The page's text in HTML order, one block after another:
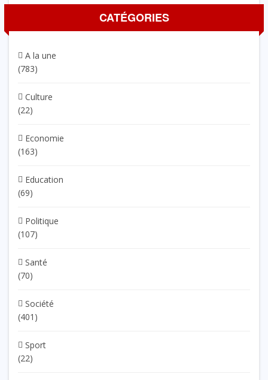
CATÉGORIES
A la une
(783)
Culture
(22)
Economie
(163)
Education
(69)
Politique
(107)
Santé
(70)
Société
(401)
Sport
(22)